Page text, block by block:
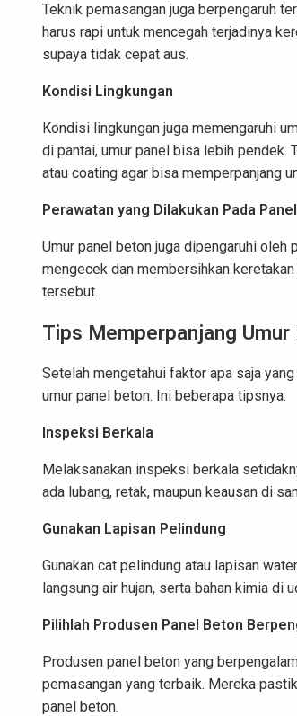
Teknik pemasangan juga berpengaruh
harus rapi untuk mencegah terjadinya
supaya tidak cepat aus.
Kondisi Lingkungan
Kondisi lingkungan juga memengaruhi
di pantai, umur panel bisa lebih pendek.
atau coating agar bisa memperpanjang
Perawatan yang Dilakukan Pada
Umur panel beton juga dipengaruhi oleh
mengecek dan membersihkan
tersebut.
Tips Memperpanjang Umur
Setelah mengetahui faktor apa saja
umur panel beton. Ini beberapa tipsnya:
Inspeksi Berkala
Melaksanakan inspeksi berkala
ada lubang, retak, maupun keausan di
Gunakan Lapisan Pelindung
Gunakan cat pelindung atau lapisan
langsung air hujan, serta bahan kimia di
Pilihlah Produsen Panel Beton
Produsen panel beton yang
pemasangan yang terbaik. Mereka
panel beton.